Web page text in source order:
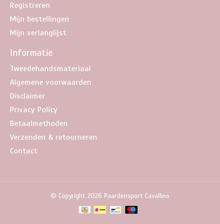
Registreren
Mijn bestellingen
Mijn verlanglijst
Informatie
Tweedehandsmateriaal
Algemene voorwaarden
Disclaimer
Privacy Policy
Betaalmethoden
Verzenden & retourneren
Contact
© Copyright 2026 Paardensport Cavallino